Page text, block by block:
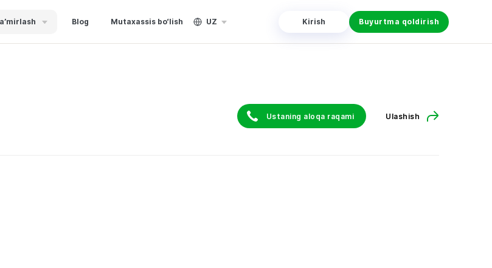
Blog Mutaxassis bo‘lish UZ Kirish Buyurtma qoldirish
Ustaning aloqa raqami Ulashish